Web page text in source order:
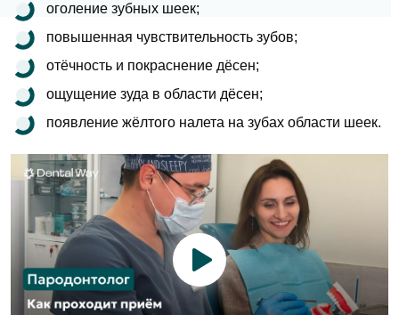
оголение зубных шеек;
повышенная чувствительность зубов;
отёчность и покраснение дёсен;
ощущение зуда в области дёсен;
появление жёлтого налета на зубах области шеек.